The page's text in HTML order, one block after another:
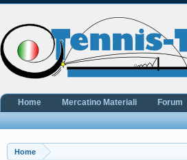
Home
Home Mercatino Materiali Forum